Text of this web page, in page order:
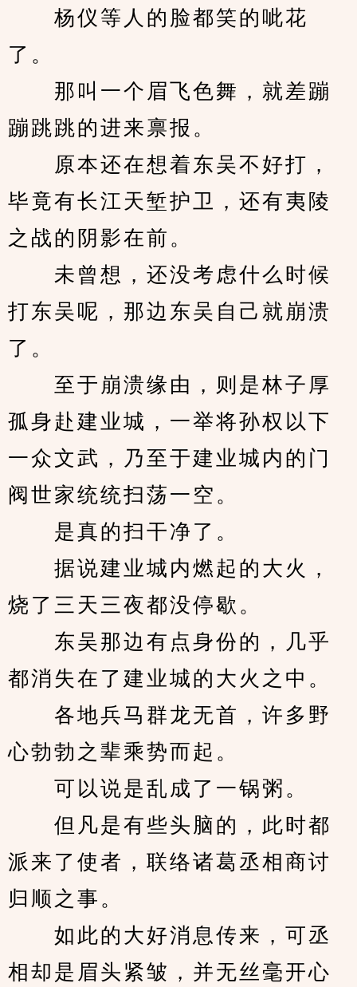
杨仪等人的脸都笑的呲花
了。
那叫一个眉飞色舞，就差蹦
蹦跳跳的进来禀报。
原本还在想着东吴不好打，
毕竟有长江天堑护卫，还有夷陵
之战的阴影在前。
未曾想，还没考虑什么时候
打东吴呢，那边东吴自己就崩溃
了。
至于崩溃缘由，则是林子厚
孤身赴建业城，一举将孙权以下
一众文武，乃至于建业城内的门
阀世家统统扫荡一空。
是真的扫干净了。
据说建业城内燃起的大火，
烧了三天三夜都没停歇。
东吴那边有点身份的，几乎
都消失在了建业城的大火之中。
各地兵马群龙无首，许多野
心勃勃之辈乘势而起。
可以说是乱成了一锅粥。
但凡是有些头脑的，此时都
派来了使者，联络诸葛丞相商讨
归顺之事。
如此的大好消息传来，可丞
相却是眉头紧皱，并无丝毫开心